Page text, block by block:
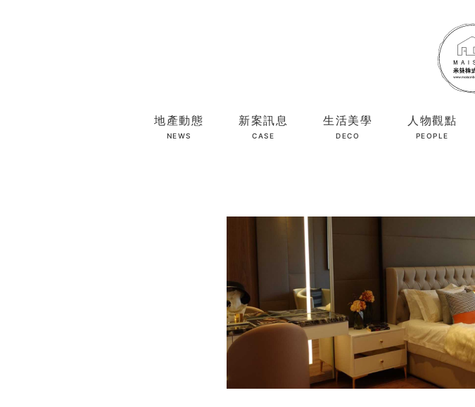
地產動態
NEWS
新案訊息
CASE
生活美學
DECO
人物觀點
PEOPLE